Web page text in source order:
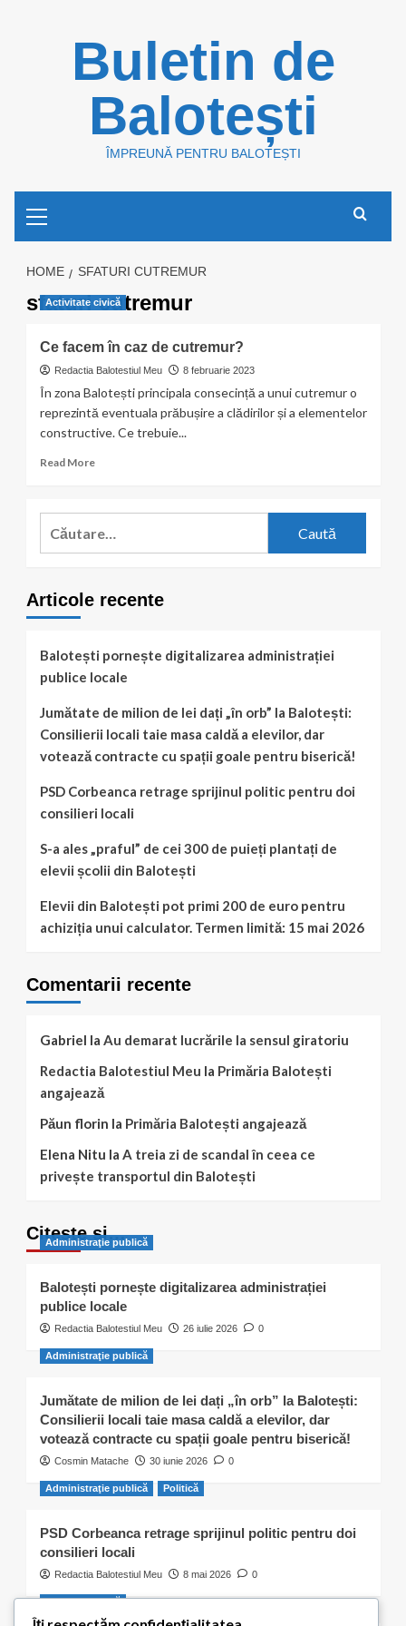
Buletin de
Balotești
ÎMPREUNĂ PENTRU BALOTEȘTI
Menu
HOME SFATURI CUTREMUR
sfaturi cutremur
Activitate civică
Ce facem în caz de cutremur?
Redactia Balotestiul Meu 8 februarie 2023
În zona Balotești principala consecință a unui cutremur o
reprezintă eventuala prăbușire a clădirilor și a elementelor
constructive. Ce trebuie...
Read MoreRead
Ce
facem
cutremur?
Caută
Articole recente
Balotești pornește digitalizarea administrației
publice locale
Jumătate de milion de lei dați „în orb” la Balotești:
Consilierii locali taie masa caldă a elevilor, dar
votează contracte cu spații goale pentru biserică!
PSD Corbeanca retrage sprijinul politic pentru doi
consilieri locali
S-a ales „praful” de cei 300 de puieți plantați de
elevii școlii din Balotești
Elevii din Balotești pot primi 200 de euro pentru
achiziția unui calculator. Termen limită: 15 mai 2026
Comentarii recente
Gabriel la Au demarat lucrările la sensul giratoriu
Redactia Balotestiul Meu la Primăria Balotești
angajează
Păun florin la Primăria Balotești angajează
Elena Nitu la A treia zi de scandal în ceea ce
privește transportul din Balotești
Citește și…
Administraţie publică
Balotești pornește digitalizarea administrației
publice locale
Redactia Balotestiul Meu 26 iulie 2026 0
Administraţie publică
Jumătate de milion de lei dați „în orb” la Balotești:
Consilierii locali taie masa caldă a elevilor, dar
votează contracte cu spații goale pentru biserică!
Cosmin Matache 30 iunie 2026 0
Administraţie publică Politică
PSD Corbeanca retrage sprijinul politic pentru doi
consilieri locali
Redactia Balotestiul Meu 8 mai 2026 0
Activitate civică